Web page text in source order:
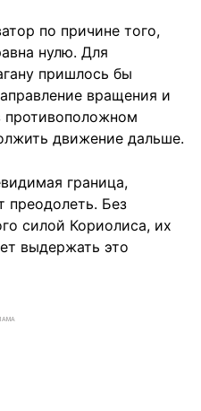
по причине того,
нулю. Для
пришлось бы
вращения и
противоположном
движение дальше.
граница,
преодолеть. Без
силой Кориолиса, их
выдержать это